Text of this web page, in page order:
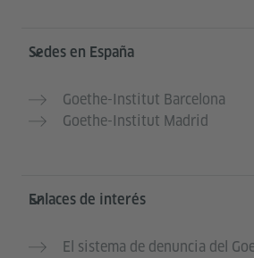
Service- und
Sedes en España
Goethe-Institut Barcelona
Goethe-Institut Madrid
Enlaces de interés
El sistema de denuncia del